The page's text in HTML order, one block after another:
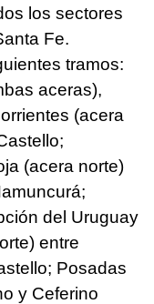
los sectores
Fe.
tramos:
aceras),
(acera
(acera norte)
del Uruguay
entre
Posadas
y Ceferino